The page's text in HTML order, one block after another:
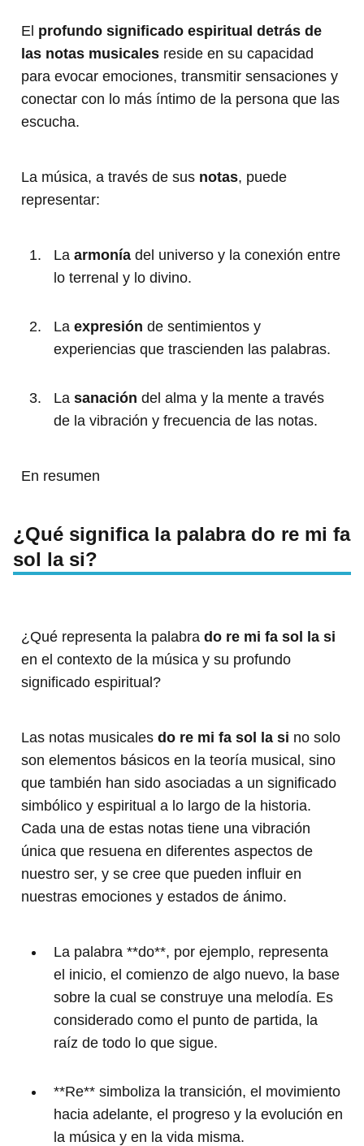
El profundo significado espiritual detrás de
las notas musicales reside en su capacidad
para evocar emociones, transmitir sensaciones y
conectar con lo más íntimo de la persona que las
escucha.
La música, a través de sus notas, puede
representar:
La armonía del universo y la conexión entre
lo terrenal y lo divino.
La expresión de sentimientos y
experiencias que trascienden las palabras.
La sanación del alma y la mente a través
de la vibración y frecuencia de las notas.
En resumen
¿Qué significa la palabra do re mi fa
sol la si?
¿Qué representa la palabra do re mi fa sol la si
en el contexto de la música y su profundo
significado espiritual?
Las notas musicales do re mi fa sol la si no solo
son elementos básicos en la teoría musical, sino
que también han sido asociadas a un significado
simbólico y espiritual a lo largo de la historia.
Cada una de estas notas tiene una vibración
única que resuena en diferentes aspectos de
nuestro ser, y se cree que pueden influir en
nuestras emociones y estados de ánimo.
La palabra **do**, por ejemplo, representa
el inicio, el comienzo de algo nuevo, la base
sobre la cual se construye una melodía. Es
considerado como el punto de partida, la
raíz de todo lo que sigue.
**Re** simboliza la transición, el movimiento
hacia adelante, el progreso y la evolución en
la música y en la vida misma.